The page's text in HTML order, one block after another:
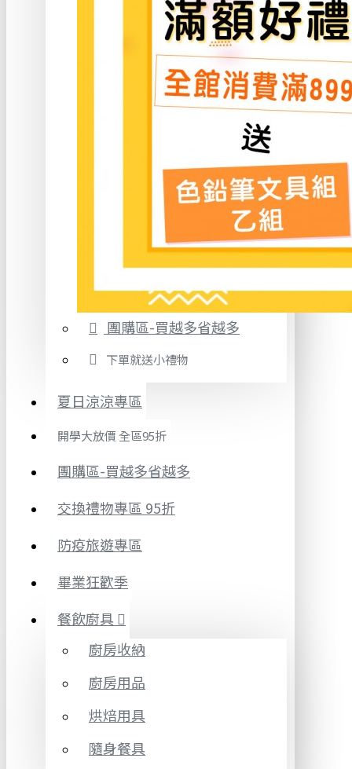
團購區-買越多省越多
下單就送小禮物
夏日涼涼專區
開學大放價 全區95折
團購區-買越多省越多
交換禮物專區 95折
防疫旅遊專區
畢業狂歡季
餐飲廚具
廚房收納
廚房用品
烘焙用具
隨身餐具